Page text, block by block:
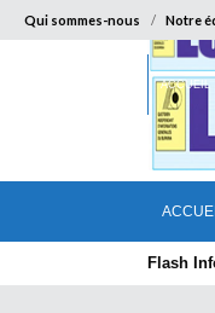
Qui sommes-nous Notre
ACCUEIL
Flash